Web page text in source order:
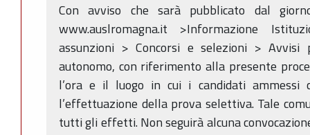
Con avviso che sarà pubblicato dal
www.auslromagna.it >Informazione
assunzioni > Concorsi e selezioni >
autonomo, con riferimento alla presente
l’ora e il luogo in cui i candidati ammessi
l’effettuazione della prova selettiva. Tale
tutti gli effetti. Non seguirà alcuna